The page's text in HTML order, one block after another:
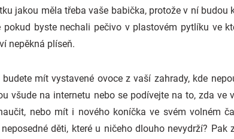
jakou měla třeba vaše babička, protože v ní budou
byste nechali pečivo v plastovém pytlíku ve
nepěkná plíseň.
mít vystavené ovoce z vaší zahrady, kde
všude na internetu nebo se podívejte na to, zda ve
nebo mít i nového koníčka ve svém volném
děti, které u ničeho dlouho nevydrží?